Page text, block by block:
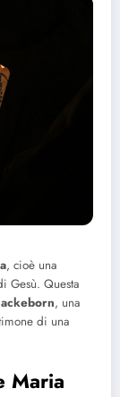
, cioè una
Gesù. Questa
, una
di una
Maria